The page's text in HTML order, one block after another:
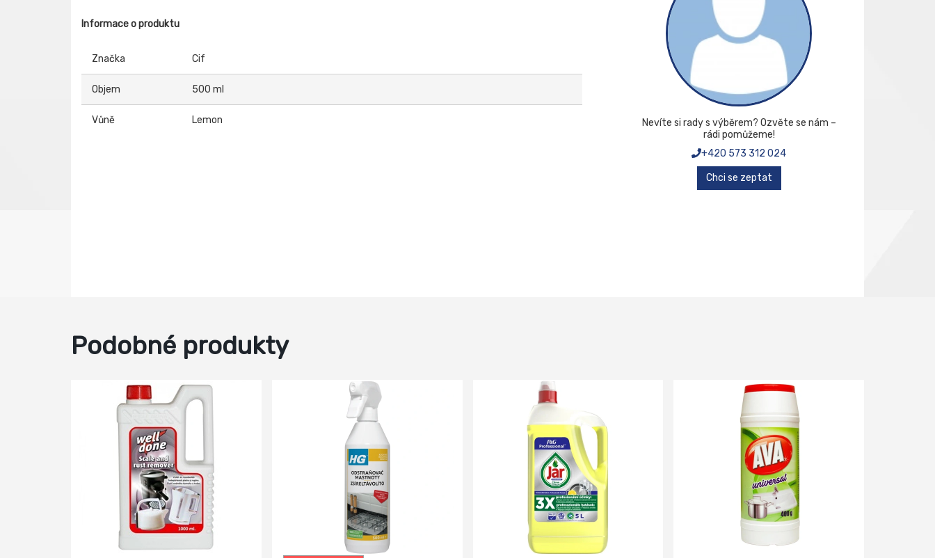
Informace o produktu
Značka Cif
Objem 500 ml
Vůně Lemon
Nevíte si rady s výběrem? Ozvěte se nám –
rádi pomůžeme!
+420 573 312 024
Chci se zeptat
Podobné produkty